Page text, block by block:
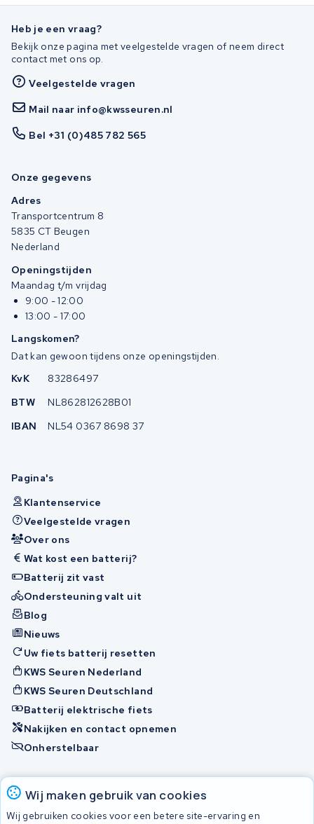
Wij maken gebruik van cookies
Wij gebruiken cookies voor een betere site-ervaring en
Heb je een vraag?
Bekijk onze pagina met veelgestelde vragen of neem direct
contact met ons op.
Veelgestelde vragen
Mail naar info@kwsseuren.nl
Bel +31 (0)485 782 565
Onze gegevens
Adres
Transportcentrum 8
5835 CT Beugen
Nederland
Openingstijden
Maandag t/m vrijdag
9:00 - 12:00
13:00 - 17:00
Langskomen?
Dat kan gewoon tijdens onze openingstijden.
KvK
83286497
BTW
NL862812628B01
IBAN
NL54 0367 8698 37
Pagina's
Klantenservice
Veelgestelde vragen
Over ons
Wat kost een batterij?
Batterij zit vast
Ondersteuning valt uit
Blog
Nieuws
Uw fiets batterij resetten
KWS Seuren Nederland
KWS Seuren Deutschland
Batterij elektrische fiets
Nakijken en contact opnemen
Onherstelbaar
Accu's